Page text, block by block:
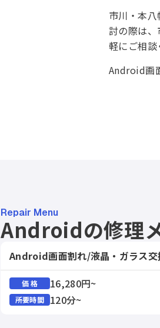
市川・本
討の際は
軽にご相
Android画
Repair Menu
Androidの修理
Android画面割れ/液晶・ガラス交
価 格 16,280円~
所要時間 120分~